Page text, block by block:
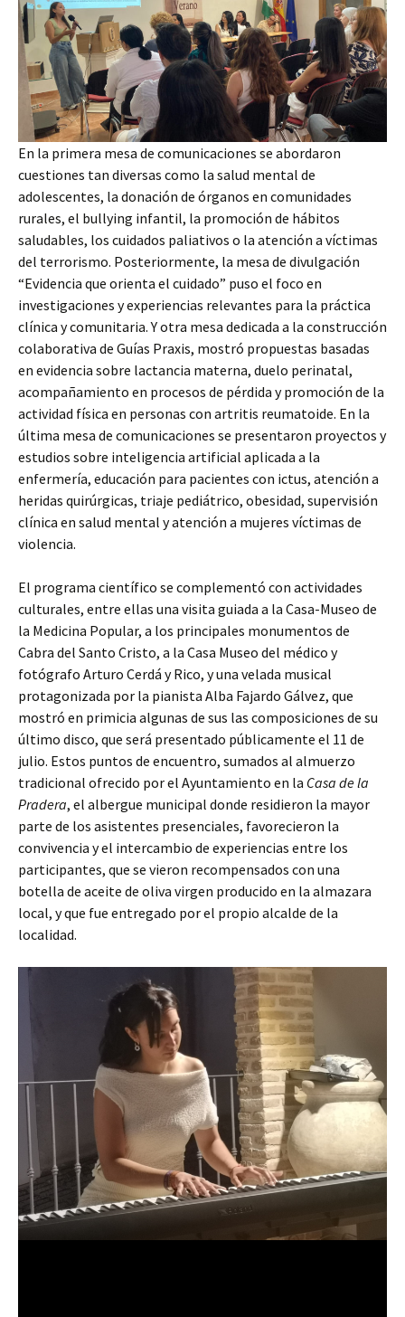
En la primera mesa de comunicaciones se abordaron
cuestiones tan diversas como la salud mental de
adolescentes, la donación de órganos en comunidades
rurales, el bullying infantil, la promoción de hábitos
saludables, los cuidados paliativos o la atención a víctimas
del terrorismo. Posteriormente, la mesa de divulgación
“Evidencia que orienta el cuidado” puso el foco en
investigaciones y experiencias relevantes para la práctica
clínica y comunitaria. Y otra mesa dedicada a la construcción
colaborativa de Guías Praxis, mostró propuestas basadas
en evidencia sobre lactancia materna, duelo perinatal,
acompañamiento en procesos de pérdida y promoción de la
actividad física en personas con artritis reumatoide. En la
última mesa de comunicaciones se presentaron proyectos y
estudios sobre inteligencia artificial aplicada a la
enfermería, educación para pacientes con ictus, atención a
heridas quirúrgicas, triaje pediátrico, obesidad, supervisión
clínica en salud mental y atención a mujeres víctimas de
violencia.
El programa científico se complementó con actividades
culturales, entre ellas una visita guiada a la Casa-Museo de
la Medicina Popular, a los principales monumentos de
Cabra del Santo Cristo, a la Casa Museo del médico y
fotógrafo Arturo Cerdá y Rico, y una velada musical
protagonizada por la pianista Alba Fajardo Gálvez, que
mostró en primicia algunas de sus las composiciones de su
último disco, que será presentado públicamente el 11 de
julio. Estos puntos de encuentro, sumados al almuerzo
tradicional ofrecido por el Ayuntamiento en la Casa de la
Pradera, el albergue municipal donde residieron la mayor
parte de los asistentes presenciales, favorecieron la
convivencia y el intercambio de experiencias entre los
participantes, que se vieron recompensados con una
botella de aceite de oliva virgen producido en la almazara
local, y que fue entregado por el propio alcalde de la
localidad.